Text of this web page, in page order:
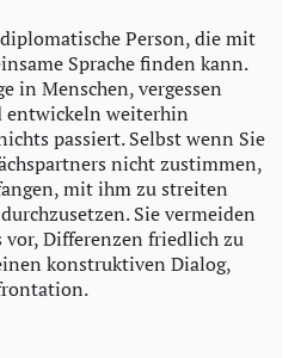
Person, die mit
Sprache finden kann.
in Menschen, vergessen
entwickeln weiterhin
passiert. Selbst wenn Sie
nicht zustimmen,
mit ihm zu streiten
Sie vermeiden
Differenzen friedlich zu
konstruktiven Dialog,